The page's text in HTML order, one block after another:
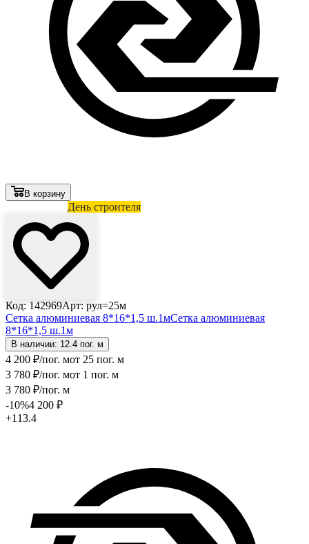
В корзину
День строителя
Код: 142969Арт: рул=25м
Сетка алюминиевая 8*16*1,5 ш.1мСетка алюминиевая
8*16*1,5 ш.1м
В наличии: 12.4 пог. м
4 200 ₽/пог. мот 25 пог. м
3 780 ₽/пог. мот 1 пог. м
3 780 ₽/пог. м
-10%4 200 ₽
+113.4